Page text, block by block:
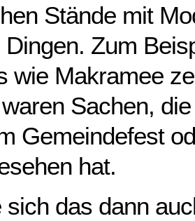
Stände mit
Dingen. Zum
wie Makramee
Sachen,
Gemeindefest
hat.
sich das dann